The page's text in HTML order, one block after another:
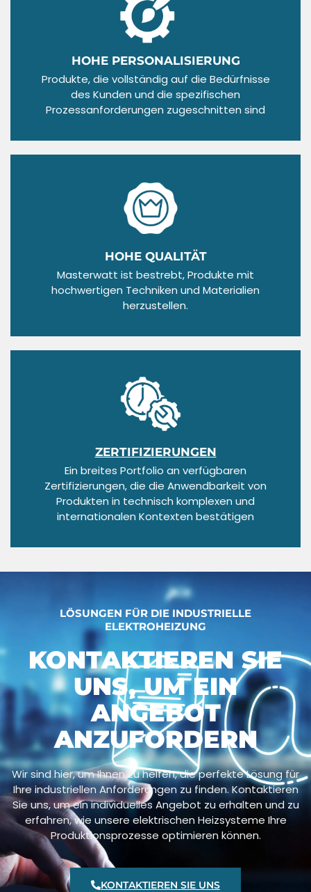
HOHE PERSONALISIERUNG
Produkte, die vollständig auf die Bedürfnisse
des Kunden und die spezifischen
Prozessanforderungen zugeschnitten sind
HOHE QUALITÄT
Masterwatt ist bestrebt, Produkte mit
hochwertigen Techniken und Materialien
herzustellen.
ZERTIFIZIERUNGEN
Ein breites Portfolio an verfügbaren
Zertifizierungen, die die Anwendbarkeit von
Produkten in technisch komplexen und
internationalen Kontexten bestätigen
LÖSUNGEN FÜR DIE INDUSTRIELLE
ELEKTROHEIZUNG
KONTAKTIEREN SIE
UNS, UM EIN
ANGEBOT
ANZUFORDERN
Wir sind hier, um Ihnen zu helfen, die perfekte Lösung für
Ihre industriellen Anforderungen zu finden. Kontaktieren
Sie uns, um ein individuelles Angebot zu erhalten und zu
erfahren, wie unsere elektrischen Heizsysteme Ihre
Produktionsprozesse optimieren können.
KONTAKTIEREN SIE UNS